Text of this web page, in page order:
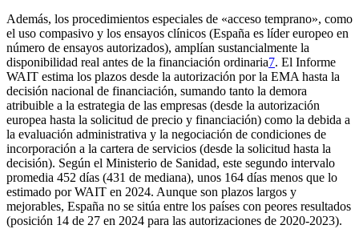
Además, los procedimientos especiales de «acceso temprano», como
el uso compasivo y los ensayos clínicos (España es líder europeo en
número de ensayos autorizados), amplían sustancialmente la
disponibilidad real antes de la financiación ordinaria7. El Informe
WAIT estima los plazos desde la autorización por la EMA hasta la
decisión nacional de financiación, sumando tanto la demora
atribuible a la estrategia de las empresas (desde la autorización
europea hasta la solicitud de precio y financiación) como la debida a
la evaluación administrativa y la negociación de condiciones de
incorporación a la cartera de servicios (desde la solicitud hasta la
decisión). Según el Ministerio de Sanidad, este segundo intervalo
promedia 452 días (431 de mediana), unos 164 días menos que lo
estimado por WAIT en 2024. Aunque son plazos largos y
mejorables, España no se sitúa entre los países con peores resultados
(posición 14 de 27 en 2024 para las autorizaciones de 2020-2023).